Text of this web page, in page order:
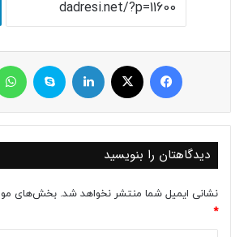
فیسبوک ایکس لینکداین اسکایپ
دیدگاهتان را بنویسید
نشانی ایمیل شما منتشر نخواهد شد. بخش‌های
*